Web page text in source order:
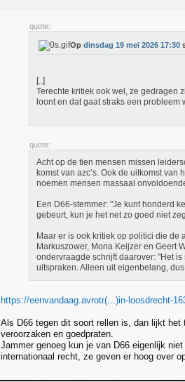
quote:
Op dinsdag 19 mei 2026 17:30
[..]
Terechte kritiek ook wel, ze gedragen
loont en dat gaat straks een
quote:
Acht op de tien mensen missen
komst van azc’s. Ook de uitkomst
noemen mensen massaal
Een D66-stemmer: "Je kunt honderd
gebeurt, kun je het net zo goed niet
Maar er is ook kritiek op politici die de
Markuszower, Mona Keijzer en Geert
ondervraagde schrijft daarover: "Het
uitspraken. Alleen uit eigenbelang,
https://eenvandaag.avrotr(...)in-loosdrecht-
Als D66 tegen dit soort rellen is, dan lijkt
veroorzaken en goedpraten.
Jammer genoeg kun je van D66 eigenlijk
internationaal recht, ze geven er hoog over